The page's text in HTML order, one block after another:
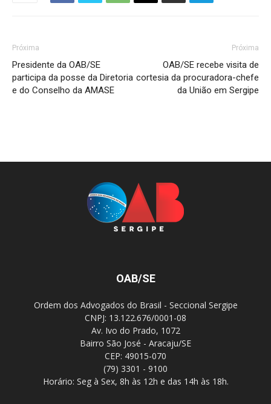
Próxima
Presidente da OAB/SE
participa da posse da Diretoria
e do Conselho da AMASE
Próxima
OAB/SE recebe visita de
cortesia da procuradora-chefe
da União em Sergipe
OAB/SE
Ordem dos Advogados do Brasil - Seccional Sergipe
CNPJ: 13.122.676/0001-08
Av. Ivo do Prado, 1072
Bairro São José - Aracaju/SE
CEP: 49015-070
(79) 3301 - 9100
Horário: Seg à Sex, 8h às 12h e das 14h às 18h.